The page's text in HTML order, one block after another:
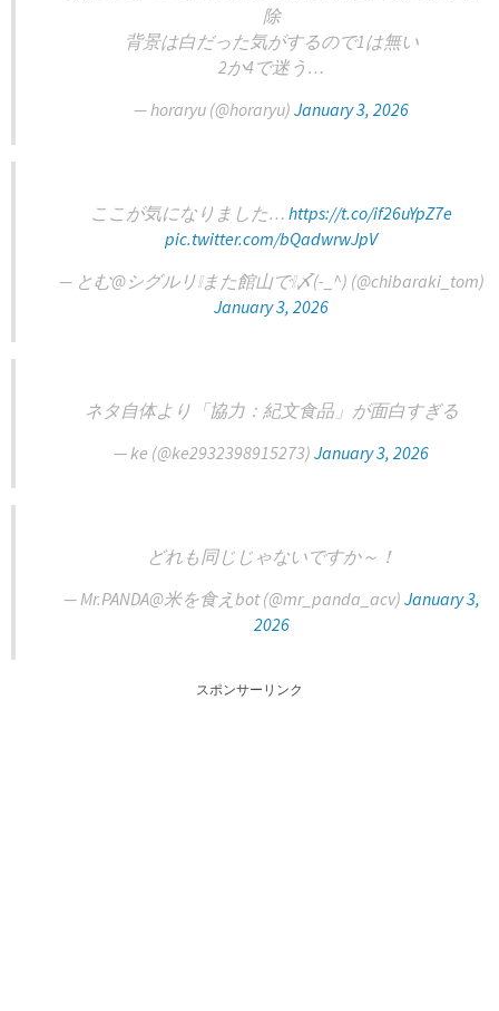
除
背景は白だった気がするので1は無い
2か4で迷う…
— horaryu (@horaryu) January 3, 2026
ここが気になりました… https://t.co/if26uYpZ7e
pic.twitter.com/bQadwrwJpV
— とむ@シグルリ❕また館山で❕〆(-_^) (@chibaraki_tom)
January 3, 2026
ネタ自体より「協力：紀文食品」が面白すぎる
— ke (@ke2932398915273) January 3, 2026
どれも同じじゃないですか～！
— Mr.PANDA@米を食えbot (@mr_panda_acv) January 3,
2026
スポンサーリンク